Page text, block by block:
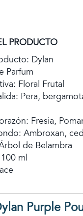
PRODUCTO
Dylan
Parfum
Floral Frutal
Pera,
Fresia,
Ambroxan,
de Belambra
ml
Purple